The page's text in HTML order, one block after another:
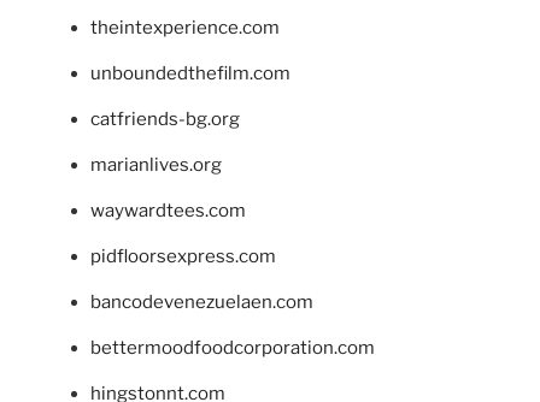
theintexperience.com
unboundedthefilm.com
catfriends-bg.org
marianlives.org
waywardtees.com
pidfloorsexpress.com
bancodevenezuelaen.com
bettermoodfoodcorporation.com
hingstonnt.com